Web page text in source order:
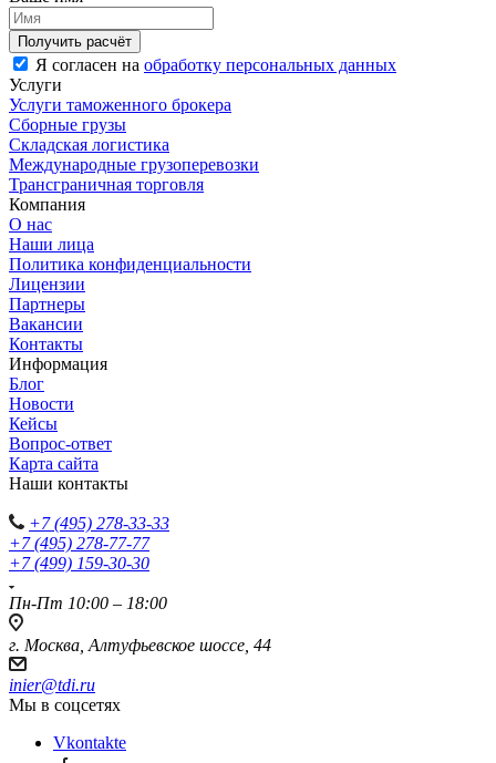
Я согласен на обработку персональных данных
Услуги
Услуги таможенного брокера
Сборные грузы
Складская логистика
Международные грузоперевозки
Трансграничная торговля
Компания
О нас
Наши лица
Политика конфиденциальности
Лицензии
Партнеры
Вакансии
Контакты
Информация
Блог
Новости
Кейсы
Вопрос-ответ
Карта сайта
Наши контакты
+7 (495) 278-33-33
+7 (495) 278-77-77
+7 (499) 159-30-30
Пн-Пт 10:00 – 18:00
г. Москва, Алтуфьевское шоссе, 44
inier@tdi.ru
Мы в соцсетях
Vkontakte